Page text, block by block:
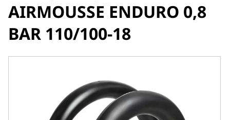
AIRMOUSSE ENDURO 0,8
BAR 110/100-18